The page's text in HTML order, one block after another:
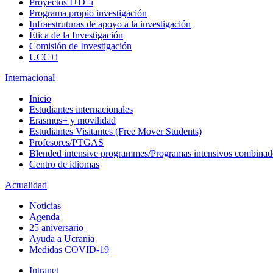
Proyectos I+D+i
Programa propio investigación
Infraestruturas de apoyo a la investigación
Ética de la Investigación
Comisión de Investigación
UCC+i
Internacional
Inicio
Estudiantes internacionales
Erasmus+ y movilidad
Estudiantes Visitantes (Free Mover Students)
Profesores/PTGAS
Blended intensive programmes/Programas intensivos
Centro de idiomas
Actualidad
Noticias
Agenda
25 aniversario
Ayuda a Ucrania
Medidas COVID-19
Intranet